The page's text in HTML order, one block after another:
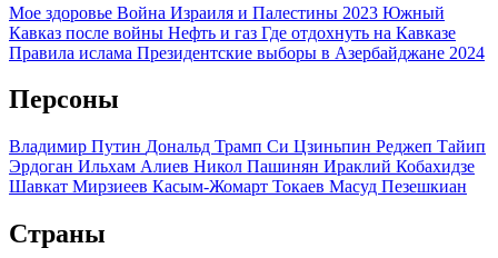
Мое здоровье Война Израиля и Палестины 2023 Южный
Кавказ после войны Нефть и газ Где отдохнуть на Кавказе
Правила ислама Президентские выборы в Азербайджане 2024
Персоны
Владимир Путин Дональд Трамп Си Цзиньпин Реджеп Тайип
Эрдоган Ильхам Алиев Никол Пашинян Ираклий Кобахидзе
Шавкат Мирзиеев Касым-Жомарт Токаев Масуд Пезешкиан
Страны